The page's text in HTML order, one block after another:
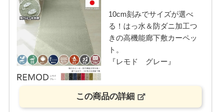
10cm刻みでサイズが選べ
る！はっ水＆防ダニ加工つ
きの高機能廊下敷カーペッ
ト。
『レモド グレー』
この商品の詳細